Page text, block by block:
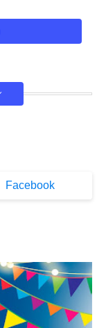
Facebook